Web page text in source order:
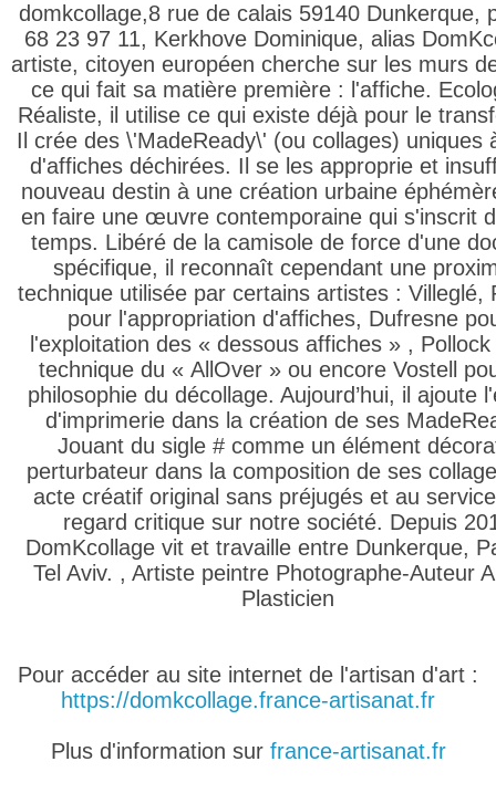
domkcollage,8 rue de calais 59140 Dunkerque,
68 23 97 11, Kerkhove Dominique, alias
artiste, citoyen européen cherche sur les murs
ce qui fait sa matière première : l'affiche.
Réaliste, il utilise ce qui existe déjà pour le
Il crée des \'MadeReady\' (ou collages) uniques
d'affiches déchirées. Il se les approprie et
nouveau destin à une création urbaine
en faire une œuvre contemporaine qui s'inscrit
temps. Libéré de la camisole de force d'une
spécifique, il reconnaît cependant une
technique utilisée par certains artistes : Villeglé,
pour l'appropriation d'affiches, Dufresne
l'exploitation des « dessous affiches » ,
technique du « AllOver » ou encore Vostell
philosophie du décollage. Aujourd’hui, il ajoute
d'imprimerie dans la création de ses
Jouant du sigle # comme un élément
perturbateur dans la composition de ses
acte créatif original sans préjugés et au
regard critique sur notre société. Depuis
DomKcollage vit et travaille entre Dunkerque,
Tel Aviv. , Artiste peintre Photographe-Auteur
Plasticien
Pour accéder au site internet de l'artisan d'art :
https://domkcollage.france-artisanat.fr
Plus d'information sur france-artisanat.fr